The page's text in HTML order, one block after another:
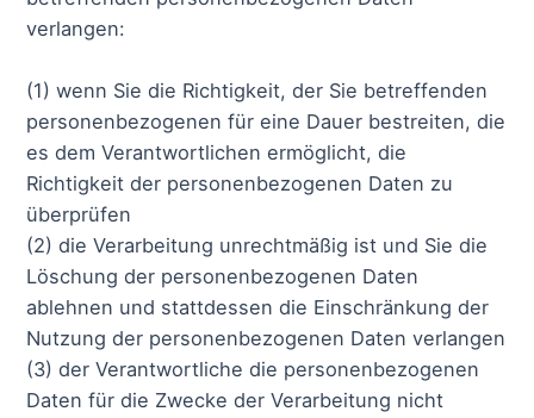
verlangen:
(1) wenn Sie die Richtigkeit, der Sie betreffenden
personenbezogenen für eine Dauer bestreiten, die
es dem Verantwortlichen ermöglicht, die
Richtigkeit der personenbezogenen Daten zu
überprüfen
(2) die Verarbeitung unrechtmäßig ist und Sie die
Löschung der personenbezogenen Daten
ablehnen und stattdessen die Einschränkung der
Nutzung der personenbezogenen Daten verlangen
(3) der Verantwortliche die personenbezogenen
Daten für die Zwecke der Verarbeitung nicht